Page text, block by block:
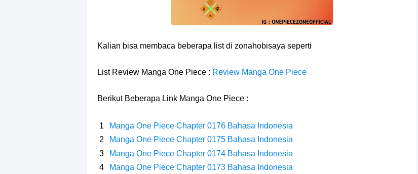
Arti Bendera Palau, Negara Kepulauan Yang Berada Di Kawasan Pasifik Barat
Arti Bendera Seychelles, Negara Kepulauan Yang Terletak Di Samudra Hindia
Cara Bayar Akulaku Lewat Gopay, Sangat Mudah Dan Tidak Ribet Sama Sekali
Kalian bisa membaca beberapa list di zonahobisaya seperti
List Review Manga One Piece : Review Manga One Piece
Berikut Beberapa Link Manga One Piece :
Manga One Piece Chapter 0176 Bahasa Indonesia
Manga One Piece Chapter 0175 Bahasa Indonesia
Manga One Piece Chapter 0174 Bahasa Indonesia
Manga One Piece Chapter 0173 Bahasa Indonesia